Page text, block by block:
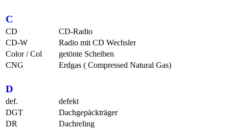
C
CD
CD-Radio
CD-W
Radio mit CD Wechsler
Color / Col
getönte Scheiben
CNG
Erdgas ( Compressed Natural Gas)
D
def.
defekt
DGT
Dachgepäckträger
DR
Dachreling